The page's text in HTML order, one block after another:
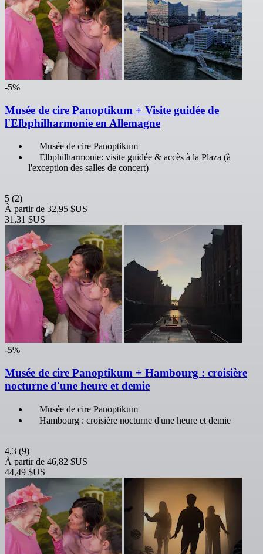
-5%
Musée de cire Panoptikum + Visite guidée de
l'Elbphilharmonie en Allemagne
Musée de cire Panoptikum
Elbphilharmonie: visite guidée & accès à la Plaza (à
l'exception des salles de concert)
5 (2)
À partir de 32,95 $US
31,31 $US
-5%
Musée de cire Panoptikum + Hambourg : croisière
nocturne d'une heure et demie
Musée de cire Panoptikum
Hambourg : croisière nocturne d'une heure et demie
4,3 (9)
À partir de 46,82 $US
44,49 $US